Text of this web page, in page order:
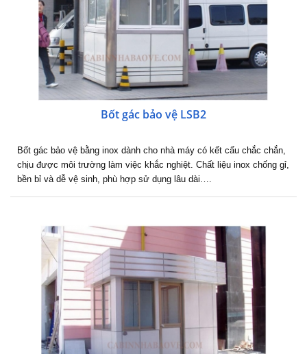
Bốt gác bảo vệ LSB2
Bốt gác bảo vệ bằng inox dành cho nhà máy có kết cấu chắc chắn,
chịu được môi trường làm việc khắc nghiệt. Chất liệu inox chống gỉ,
bền bỉ và dễ vệ sinh, phù hợp sử dụng lâu dài….